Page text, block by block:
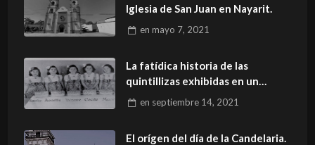
Iglesia de San Juan en Nayarit.
en mayo 7, 2021
La fatídica historia de las
quintillizas exhibidas en un
zoológico.
en septiembre 14, 2021
El orígen del día de la Candelaria.